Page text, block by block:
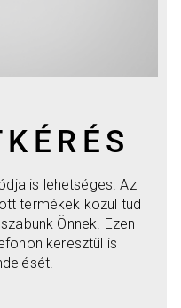
is lehetséges. Az
termékek közül tud
Önnek. Ezen
keresztül is